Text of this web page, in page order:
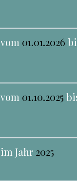
vom 01.01.2026
vom 01.10.2025
im Jahr 2025